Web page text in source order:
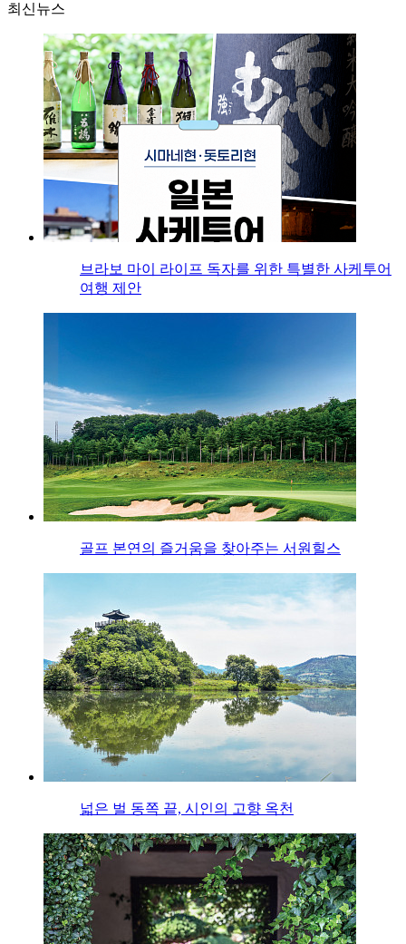
최신뉴스
브라보 마이 라이프 독자를 위한 특별한 사케투어
여행 제안
골프 본연의 즐거움을 찾아주는 서원힐스
넓은 벌 동쪽 끝, 시인의 고향 옥천